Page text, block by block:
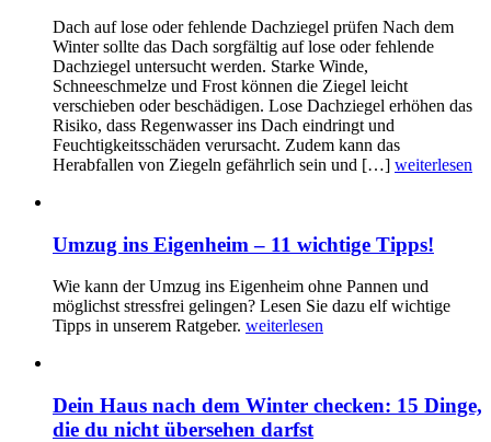
Dach auf lose oder fehlende Dachziegel prüfen Nach dem
Winter sollte das Dach sorgfältig auf lose oder fehlende
Dachziegel untersucht werden. Starke Winde,
Schneeschmelze und Frost können die Ziegel leicht
verschieben oder beschädigen. Lose Dachziegel erhöhen das
Risiko, dass Regenwasser ins Dach eindringt und
Feuchtigkeitsschäden verursacht. Zudem kann das
Herabfallen von Ziegeln gefährlich sein und […] weiterlesen
Umzug ins Eigenheim – 11 wichtige Tipps!
Wie kann der Umzug ins Eigenheim ohne Pannen und
möglichst stressfrei gelingen? Lesen Sie dazu elf wichtige
Tipps in unserem Ratgeber. weiterlesen
Dein Haus nach dem Winter checken: 15 Dinge,
die du nicht übersehen darfst